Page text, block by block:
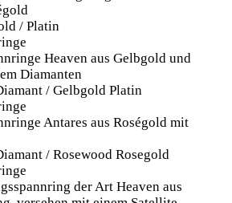
/ Platin
/ Gelbgold Platin
/ Rosewood Rosegold